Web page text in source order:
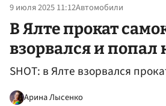
9 июля 2025 11:12Автомобили
В Ялте прокат
взорвался и попал
SHOT: в Ялте взорвался
Арина Лысенко